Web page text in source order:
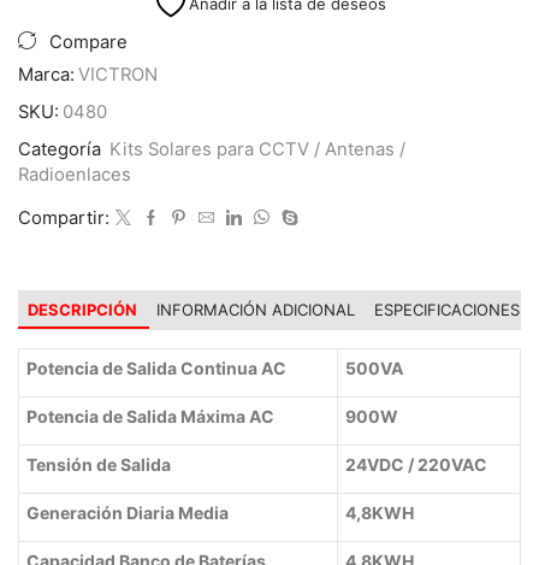
24/220V
x
Día
MPPT
45A
cantidad
Compare
Marca: VICTRON
SKU: 0480
Categoría Kits Solares para CCTV / Antenas /
Radioenlaces
Compartir:
DESCRIPCIÓN INFORMACIÓN ADICIONAL ESPECIFICACIONES
Potencia de Salida Continua AC 500VA
Potencia de Salida Máxima AC 900W
Tensión de Salida 24VDC / 220VAC
Generación Diaria Media 4,8KWH
Capacidad Banco de Baterías 4,8KWH